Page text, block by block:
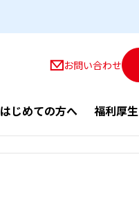
お問い合わせ
はじめての方へ 福利厚生